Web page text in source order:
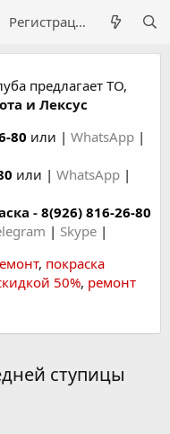
Регистрация
предлагает ТО,
и Лексус
80 или | WhatsApp |
или | WhatsApp |
- 8(926) 816-26-80
| Skype |
, покраска
50%, ремонт
ступицы